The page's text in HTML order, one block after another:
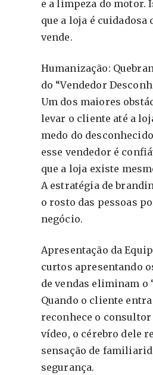
e a limpeza do motor.
que a loja é cuidadosa
vende.
Humanização:
do “Vendedor
Um dos maiores
levar o cliente até a
medo do
esse vendedor é
que a loja existe
A estratégia de
o rosto das pessoas
negócio.
Apresentação da
curtos apresentando
de vendas eliminam o
Quando o cliente
reconhece o consultor
vídeo, o cérebro dele
sensação de
segurança.